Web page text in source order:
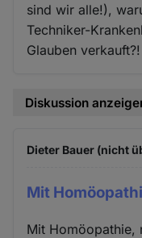
sind wir alle!),
Techniker-
Glauben verkauft?!
Diskussion
Dieter Bauer (nicht
Mit
Mit Homöopathie,